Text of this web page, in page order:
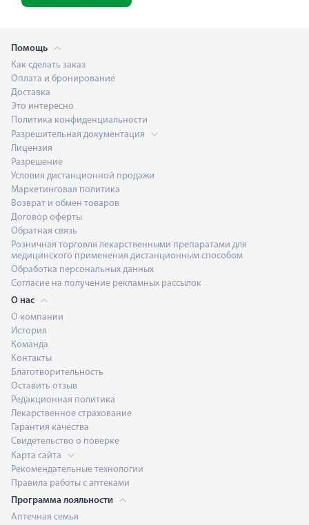
Помощь
Как сделать заказ
Оплата и бронирование
Доставка
Это интересно
Политика конфиденциальности
Разрешительная документация
Лицензия
Разрешение
Условия дистанционной продажи
Маркетинговая политика
Возврат и обмен товаров
Договор оферты
Обратная связь
Розничная торговля лекарственными препаратами для
медицинского применения дистанционным способом
Обработка персональных данных
Согласие на получение рекламных рассылок
О нас
О компании
История
Команда
Контакты
Благотворительность
Оставить отзыв
Редакционная политика
Лекарственное страхование
Гарантия качества
Свидетельство о поверке
Карта сайта
Рекомендательные технологии
Правила работы с аптеками
Программа лояльности
Аптечная семья